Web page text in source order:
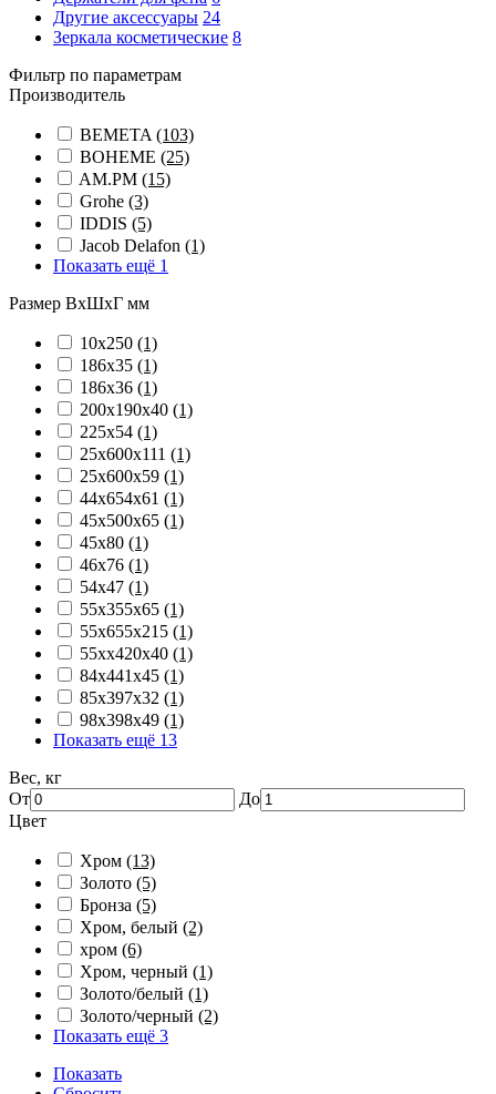
Другие аксессуары 24
Зеркала косметические 8
Фильтр по параметрам
Производитель
BEMETA (103)
BOHEME (25)
AM.PM (15)
Grohe (3)
IDDIS (5)
Jacob Delafon (1)
Показать ещё 1
Размер ВхШхГ мм
10х250 (1)
186х35 (1)
186х36 (1)
200х190х40 (1)
225х54 (1)
25х600х111 (1)
25х600х59 (1)
44х654х61 (1)
45х500х65 (1)
45х80 (1)
46х76 (1)
54х47 (1)
55х355х65 (1)
55х655х215 (1)
55хх420х40 (1)
84х441х45 (1)
85х397х32 (1)
98х398х49 (1)
Показать ещё 13
Вес, кг
От
До
Цвет
Хром (13)
Золото (5)
Бронза (5)
Хром, белый (2)
хром (6)
Хром, черный (1)
Золото/белый (1)
Золото/черный (2)
Показать ещё 3
Показать